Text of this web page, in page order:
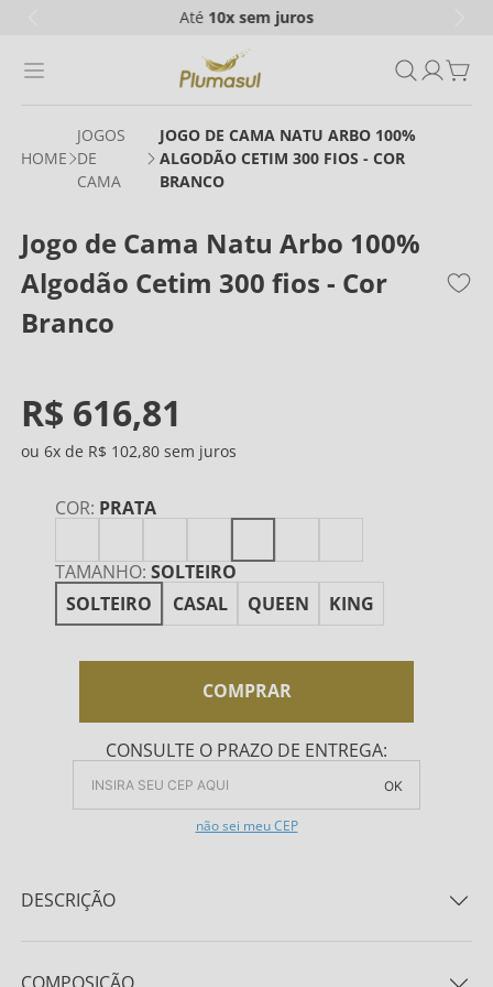
Até 10xsem juros
JOGOS
DE
CAMA
JOGO DE CAMA NATU ARBO 100%
ALGODÃO CETIM 300 FIOS - COR
BRANCO
Jogo de Cama Natu Arbo 100%
Algodão Cetim 300 fios - Cor
Branco
R$ 616,81
6 R$ 102,80
COR: PRATA
TAMANHO: SOLTEIRO
SOLTEIRO
CASAL QUEEN KING
COMPRAR
CONSULTE O PRAZO DE ENTREGA:
OK
não sei meu CEP
DESCRIÇÃO
elegância, a coleção NATU é uma expressão daquilo